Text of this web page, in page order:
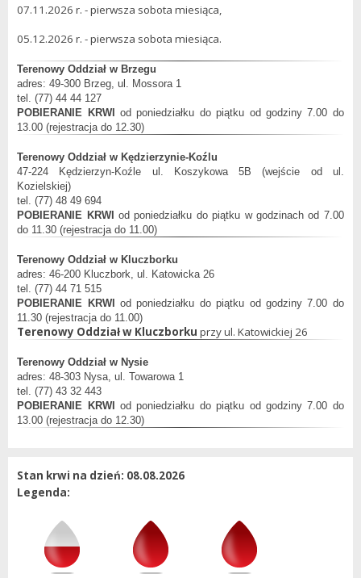
07.11.2026 r. - pierwsza sobota miesiąca,
05.12.2026 r. - pierwsza sobota miesiąca.
TerenowyOddziałw Brzegu
adres: 49-300 Brzeg, ul. Mossora 1
tel. (77)44 44 127
POBIERANIE KRWI
od poniedziałku do piątku od godziny 7.00 do
13.00 (rejestracja do 12.30)
TerenowyOddziałw Kędzierzynie-Koźlu
47-224 Kędzierzyn-Koźle ul. Koszykowa 5B (wejście od ul.
Kozielskiej)
tel. (77) 48 49 694
POBIERANIE KRWI od poniedziałku do piątku w godzinach od 7.00
do 11.30 (rejestracja do 11.00)
TerenowyOddział w Kluczborku
adres: 46-200 Kluczbork, ul. Katowicka 26
tel. (77) 44 71 515
POBIERANIE KRWI
od poniedziałku do piątku od godziny 7.00 do
11.30 (rejestracja do 11.00)
Terenowy Oddział w Kluczborku przy ul. Katowickiej 26
TerenowyOddział w Nysie
adres: 48-303 Nysa, ul. Towarowa 1
tel. (77) 43 32 443
POBIERANIE KRWI
od poniedziałku do piątku od godziny 7.00 do
13.00 (rejestracja do 12.30)
Stan krwi na dzień: 08.08.2026
Legenda: